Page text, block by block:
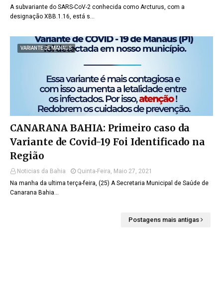
A subvariante do SARS-CoV-2 conhecida como Arcturus, com a
designação XBB.1.16, está s…
VARIANTE DE MANAUS
CANARANA BAHIA: Primeiro caso da
Variante de Covid-19 Foi Identificado na
Região
Noticias da Bahia
Quinta-Feira, Maio 27, 2021
Na manha da ultima terça-feira, (25) A Secretaria Municipal de Saúde de
Canarana Bahia…
Postagens mais antigas